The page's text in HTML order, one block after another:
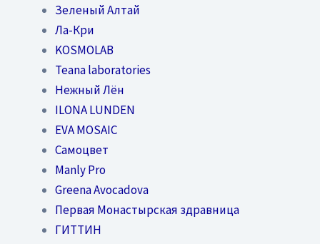
Зеленый Алтай
Ла-Кри
KOSMOLAB
Teana laboratories
Нежный Лён
ILONA LUNDEN
EVA MOSAIC
Самоцвет
Manly Pro
Greena Avocadova
Первая Монастырская здравница
ГИТТИН